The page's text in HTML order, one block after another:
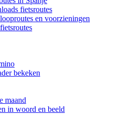
fietsroutes
en voorzieningen
bekeken
maand
in woord en beeld